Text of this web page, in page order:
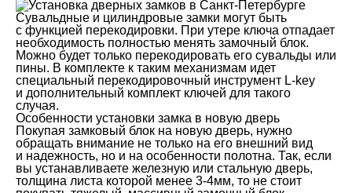
Сувальдные и цилиндровые замки могут быть
с функцией перекодировки. При утере ключа отпадает
необходимость полностью менять замочный блок.
Можно будет только перекодировать его сувальды или
пины. В комплекте к таким механизмам идет
специальный перекодировочный инструмент L-key
и дополнительный комплект ключей для такого
случая.
Особенности установки замка в новую дверь
Покупая замковый блок на новую дверь, нужно
обращать внимание не только на его внешний вид
и надежность, но и на особенности полотна. Так, если
вы устанавливаете железную или стальную дверь,
толщина листа которой менее 3-4мм, то не стоит